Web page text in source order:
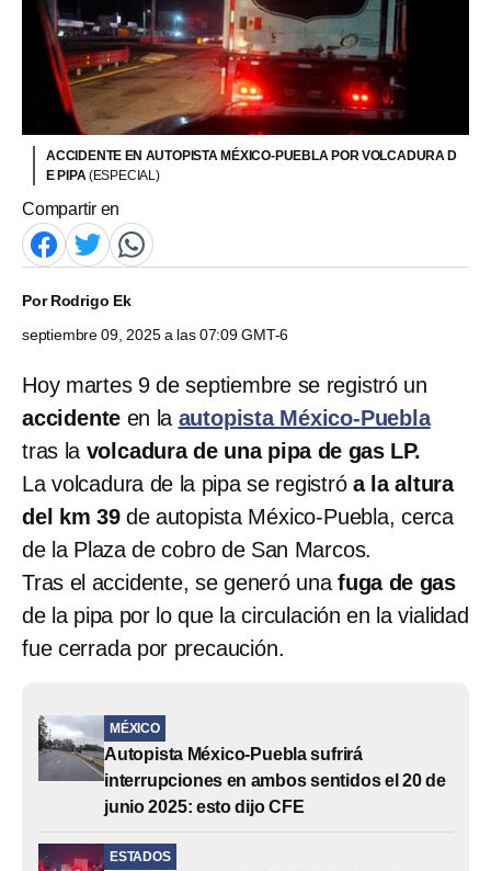
ACCIDENTE EN AUTOPISTA MÉXICO-PUEBLA POR VOLCADURA D
E PIPA(ESPECIAL)
Compartir en
PorRodrigo Ek
septiembre 09, 2025 a las 07:09 GMT-6
Hoy martes 9 de septiembre se registró un
accidente en la autopista México-Puebla
tras la volcadura de una pipa de gas LP.
La volcadura de la pipa se registró a la altura
del km 39de autopista México-Puebla, cerca
de la Plaza de cobro de San Marcos.
Tras el accidente, se generó una fuga de gas
de la pipa por lo que la circulación en la vialidad
fue cerrada por precaución.
MÉXICO
Autopista México-Puebla sufrirá
interrupciones en ambos sentidos el 20 de
junio 2025: esto dijo CFE
ESTADOS